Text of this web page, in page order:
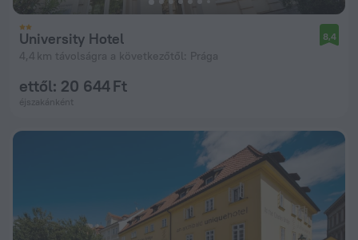
University Hotel
4,4 km távolságra a következőtől: Prága
8,4
ettől: 20 644 Ft
éjszakánként